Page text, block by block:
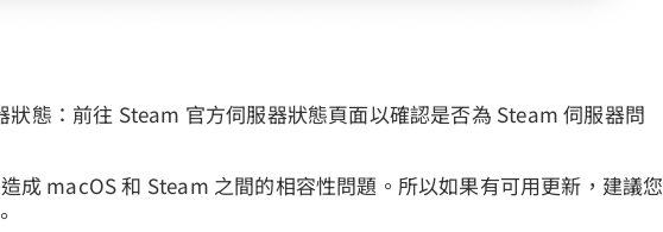
狀態：前往 Steam 官方伺服器狀態頁面以確認是否為 Steam 伺服器問
成 macOS 和 Steam 之間的相容性問題。所以如果有可用更新，建議您